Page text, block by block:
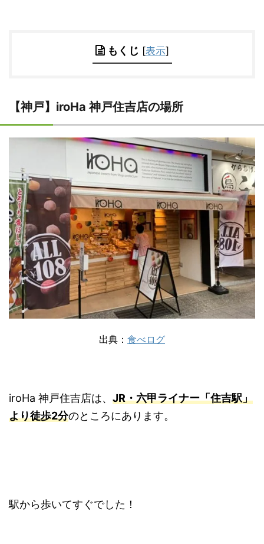
もくじ [表示]
【神戸】iroHa 神戸住吉店の場所
出典： 食べログ
iroHa 神戸住吉店は、 JR・六甲ライナー「住吉駅」
より徒歩2分のところにあります。
駅から歩いてすぐでした！